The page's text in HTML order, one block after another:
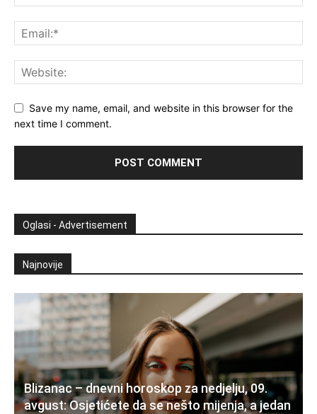
Save my name, email, and website in this browser for the
next time I comment.
Oglasi - Advertisement
Najnovije
Blizanac – dnevni horoskop za nedjelju, 09.
avgust: Osjetićete da se nešto mijenja, a jedan